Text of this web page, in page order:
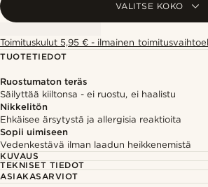
VALITSE KOKO
Toimituskulut 5,95 € - ilmainen
TUOTETIEDOT
Ruostumaton teräs
Säilyttää kiiltonsa - ei ruostu, ei haalistu
Nikkelitön
Ehkäisee ärsytystä ja allergisia reaktioita
Sopii uimiseen
Vedenkestävä ilman laadun heikkenemistä
KUVAUS
TEKNISET TIEDOT
ASIAKASARVIOT